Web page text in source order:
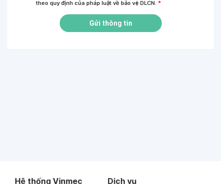
theo quy định của pháp luật về bảo vệ DLCN. *
Gửi thông tin
Hệ thống Vinmec Dịch vụ